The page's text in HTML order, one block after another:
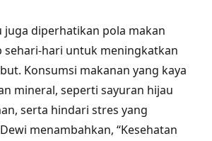
juga diperhatikan pola makan
sehari-hari untuk meningkatkan
Konsumsi makanan yang kaya
mineral, seperti sayuran hijau
serta hindari stres yang
menambahkan, “Kesehatan